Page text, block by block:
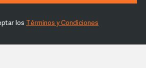
los Términos y Condiciones